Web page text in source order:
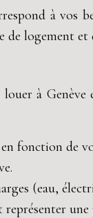
à vos
logement
louer à
fonction de
(eau,
représenter